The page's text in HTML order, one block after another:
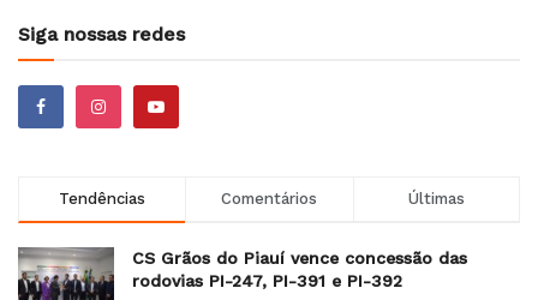
Siga nossas redes
Tendências Comentários Últimas
CS Grãos do Piauí vence concessão das
rodovias PI-247, PI-391 e PI-392